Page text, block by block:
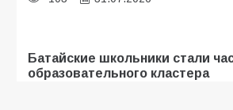
Батайские школьники стали
образовательного кластера